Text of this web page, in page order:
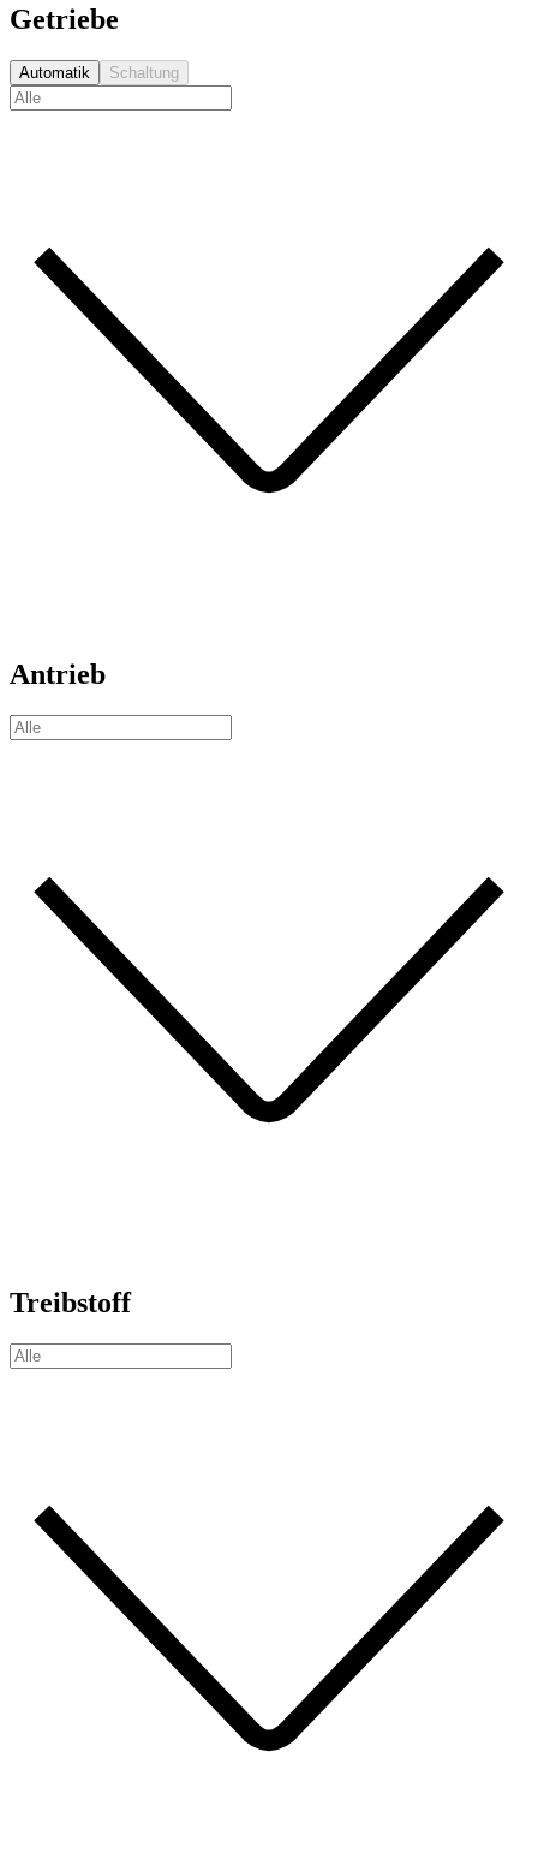
Getriebe
Automatik Schaltung
Antrieb
Treibstoff